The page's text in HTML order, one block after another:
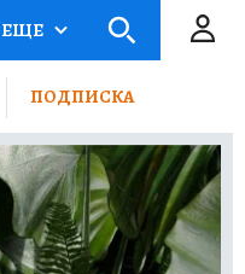
ЕЩЕ
ПОДПИСКА